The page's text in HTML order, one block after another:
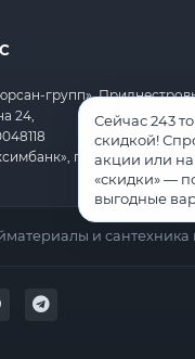
групп»,
24,
г.Бендеры, р/с
и сантехника
Сейчас 243
скидкой!
акции или
«скидки» —
выгодные